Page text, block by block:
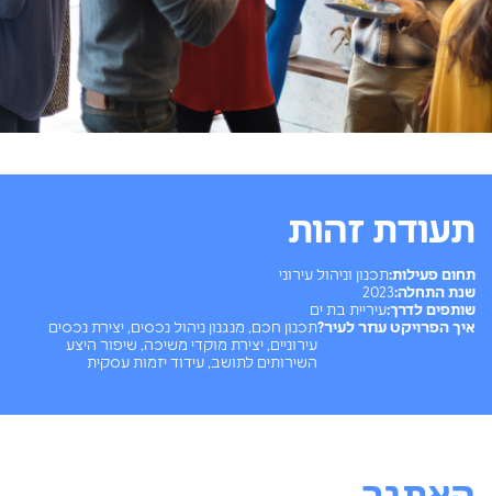
תעודת זהות
תחום פעילות:תכנון וניהול עירוני
שנת התחלה:2023
שותפים לדרך:עיריית בת ים
איך הפרויקט עוזר לעיר?תכנון חכם, מנגנון ניהול נכסים, יצירת נכסים
עירוניים, יצירת מוקדי משיכה, שיפור היצע
השירותים לתושב, עידוד יזמות עסקית